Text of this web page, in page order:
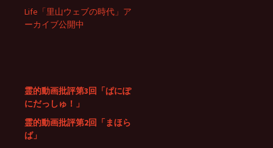
Life「里山ウェブの時代」ア
ーカイブ公開中
霊的動画批評第3回「ぱにぽ
にだっしゅ！」
霊的動画批評第2回「まほら
ば」